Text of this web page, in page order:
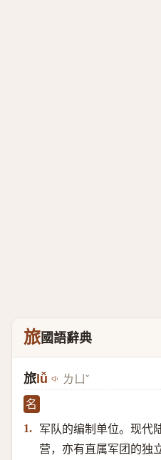
旅國語辭典
旅 lǚ ㄌㄩˇ
名
1.
军队的编制单位。现代
营，亦有直属军团的独